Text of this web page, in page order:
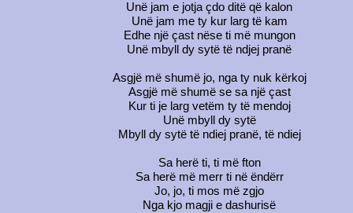
Unë jam e jotja çdo ditë që kalon
Unë jam me ty kur larg të kam
Edhe një çast nëse ti më mungon
Unë mbyll dy sytë të ndjej pranë
Asgjë më shumë jo, nga ty nuk kërkoj
Asgjë më shumë se sa një çast
Kur ti je larg vetëm ty të mendoj
Unë mbyll dy sytë
Mbyll dy sytë të ndiej pranë, të ndiej
Sa herë ti, ti më fton
Sa herë më merr ti në ëndërr
Jo, jo, ti mos më zgjo
Nga kjo magji e dashurisë